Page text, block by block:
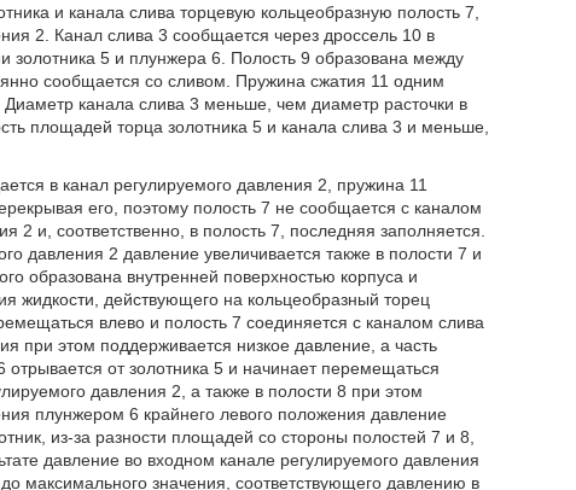
и канала слива торцевую кольцеобразную полость 7,
2. Канал слива 3 сообщается через дроссель 10 в
золотника 5 и плунжера 6. Полость 9 образована между
сообщается со сливом. Пружина сжатия 11 одним
канала слива 3 меньше, чем диаметр расточки в
площадей торца золотника 5 и канала слива 3 и меньше,
в канал регулируемого давления 2, пружина 11
его, поэтому полость 7 не сообщается с каналом
2 и, соответственно, в полость 7, последняя заполняется.
давления 2 давление увеличивается также в полости 7 и
образована внутренней поверхностью корпуса и
жидкости, действующего на кольцеобразный торец
влево и полость 7 соединяется с каналом слива
при этом поддерживается низкое давление, а часть
отрывается от золотника 5 и начинает перемещаться
давления 2, а также в полости 8 при этом
плунжером 6 крайнего левого положения давление
из-за разности площадей со стороны полостей 7 и 8,
давление во входном канале регулируемого давления
максимального значения, соответствующего давлению в